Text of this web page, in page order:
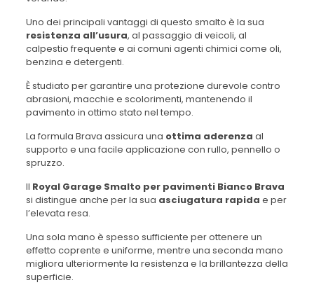
Uno dei principali vantaggi di questo smalto è la sua
resistenza all’usura, al passaggio di veicoli, al
calpestio frequente e ai comuni agenti chimici come oli,
benzina e detergenti.
È studiato per garantire una protezione durevole contro
abrasioni, macchie e scolorimenti, mantenendo il
pavimento in ottimo stato nel tempo.
La formula Brava assicura una ottima aderenza al
supporto e una facile applicazione con rullo, pennello o
spruzzo.
Il Royal Garage Smalto per pavimenti Bianco Brava
si distingue anche per la sua asciugatura rapida e per
l’elevata resa.
Una sola mano è spesso sufficiente per ottenere un
effetto coprente e uniforme, mentre una seconda mano
migliora ulteriormente la resistenza e la brillantezza della
superficie.